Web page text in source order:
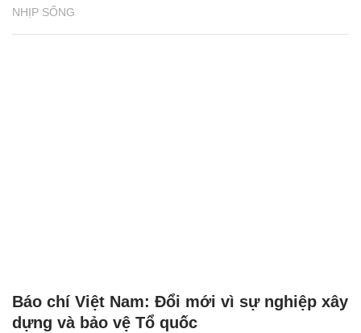
NHỊP SỐNG
Báo chí Việt Nam: Đổi mới vì sự nghiệp xây
dựng và bảo vệ Tổ quốc